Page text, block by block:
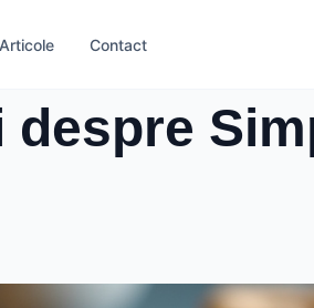
Articole Contact
despre